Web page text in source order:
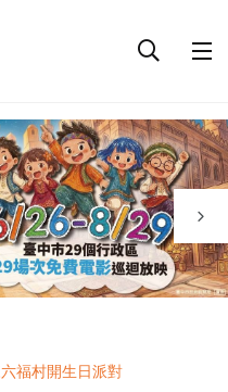
福村開生日派對